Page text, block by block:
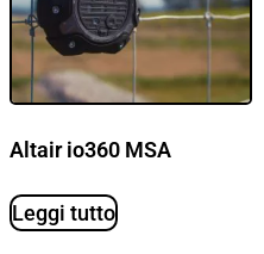
Altair io360 MSA
Leggi tutto